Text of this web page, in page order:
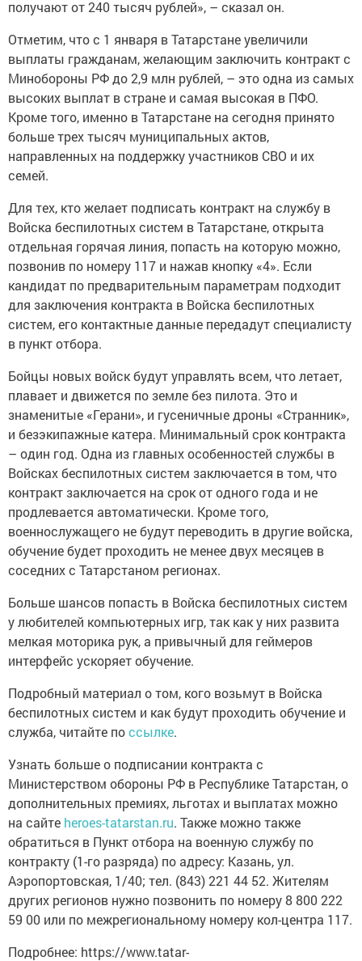
получают от 240 тысяч рублей», – сказал он.
Отметим, что с 1 января в Татарстане увеличили
выплаты гражданам, желающим заключить контракт с
Минобороны РФ до 2,9 млн рублей, – это одна из самых
высоких выплат в стране и самая высокая в ПФО.
Кроме того, именно в Татарстане на сегодня принято
больше трех тысяч муниципальных актов,
направленных на поддержку участников СВО и их
семей.
Для тех, кто желает подписать контракт на службу в
Войска беспилотных систем в Татарстане, открыта
отдельная горячая линия, попасть на которую можно,
позвонив по номеру 117 и нажав кнопку «4». Если
кандидат по предварительным параметрам подходит
для заключения контракта в Войска беспилотных
систем, его контактные данные передадут специалисту
в пункт отбора.
Бойцы новых войск будут управлять всем, что летает,
плавает и движется по земле без пилота. Это и
знаменитые «Герани», и гусеничные дроны «Странник»,
и безэкипажные катера. Минимальный срок контракта
– один год. Одна из главных особенностей службы в
Войсках беспилотных систем заключается в том, что
контракт заключается на срок от одного года и не
продлевается автоматически. Кроме того,
военнослужащего не будут переводить в другие войска,
обучение будет проходить не менее двух месяцев в
соседних с Татарстаном регионах.
Больше шансов попасть в Войска беспилотных систем
у любителей компьютерных игр, так как у них развита
мелкая моторика рук, а привычный для геймеров
интерфейс ускоряет обучение.
Подробный материал о том, кого возьмут в Войска
беспилотных систем и как будут проходить обучение и
служба, читайте поссылке.
Узнать больше о подписании контракта с
Министерством обороны РФ в Республике Татарстан, о
дополнительных премиях, льготах и выплатах можно
на сайте heroes-tatarstan.ru. Также можно также
обратиться в Пункт отбора на военную службу по
контракту (1-го разряда) по адресу: Казань, ул.
Аэропортовская, 1/40; тел. (843) 221 44 52. Жителям
других регионов нужно позвонить по номеру 8 800 222
59 00 или по межрегиональному номеру кол-центра 117.
Подробнее: https://www.tatar-